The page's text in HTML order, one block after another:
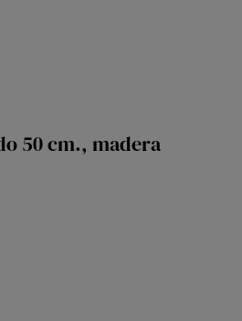
50 cm., madera